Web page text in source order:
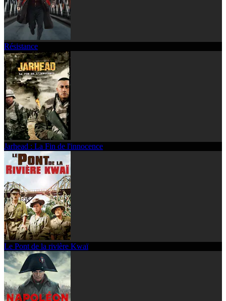
Résistance
Jarhead : La Fin de l'innocence
Le Pont de la rivière Kwaï